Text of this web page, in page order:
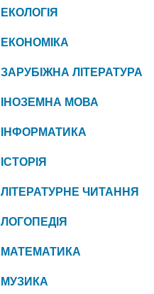
ЕКОЛОГІЯ
ЕКОНОМІКА
ЗАРУБІЖНА ЛІТЕРАТУРА
ІНОЗЕМНА МОВА
ІНФОРМАТИКА
ІСТОРІЯ
ЛІТЕРАТУРНЕ ЧИТАННЯ
ЛОГОПЕДІЯ
МАТЕМАТИКА
МУЗИКА